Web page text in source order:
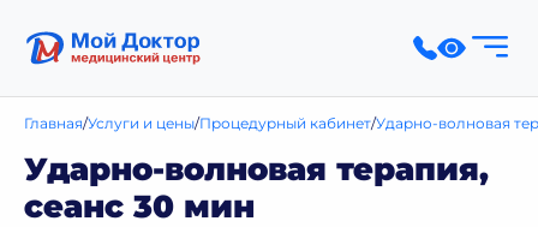
Главная Услуги и цены Процедурный кабинет Ударно-волновая
Ударно-волновая терапия,
сеанс 30 мин